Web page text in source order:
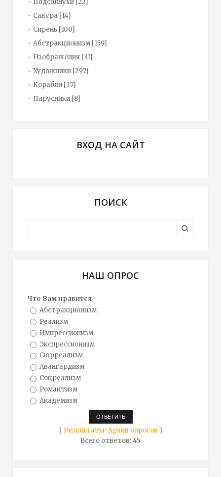
Сакура [14]
Сирень [100]
Абстракционизм [159]
Изображения [31]
Художники [297]
Корабли [37]
Парусники [8]
ВХОД НА САЙТ
ПОИСК
НАШ ОПРОС
Что Вам нравится
Абстракционизм
Реализм
Импрессионизм
Экспрессионизм
Сюрреализм
Авангардизм
Соцреализм
Романтизм
Академизм
[ Результаты·Архив опросов ]
Всего ответов:45